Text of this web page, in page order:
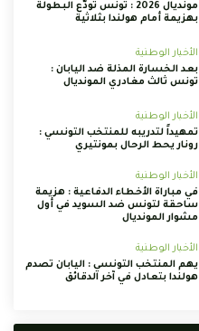
مونديال 2026 : تونس تودّع البطولة
بهزيمة أمام هولندا بثلاثية
الأخبار الوطنية
بعد الخسارة المذلة ضد اليابان :
تونس ثالث مغادري المونديال
الأخبار الوطنية
تمهيداً لتدريبه للمنتخب التونسي :
رونار يحط الرحال بمونتيري
الأخبار الوطنية
في مباراة الأخطاء الدفاعية : هزيمة
ساحقة لتونس ضد السويد في أول
مشوار المونديال
الأخبار الوطنية
يهم المنتخب التونسي : اليابان تصدم
هولندا بتعادل في آخر الدقائق